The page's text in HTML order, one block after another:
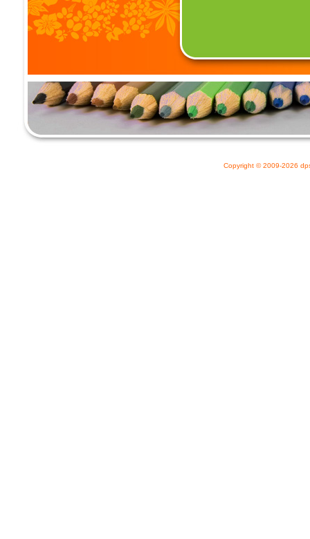
Copyright © 2009-2026